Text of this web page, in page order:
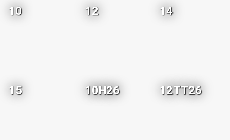
10 12 14
15 10H26 12TT26